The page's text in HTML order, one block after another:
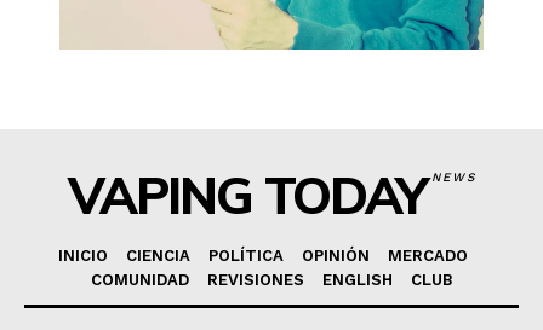
VAPING TODAYNEWS
INICIO CIENCIA POLÍTICA OPINIÓN
MERCADO
COMUNIDAD
REVISIONES ENGLISH CLUB